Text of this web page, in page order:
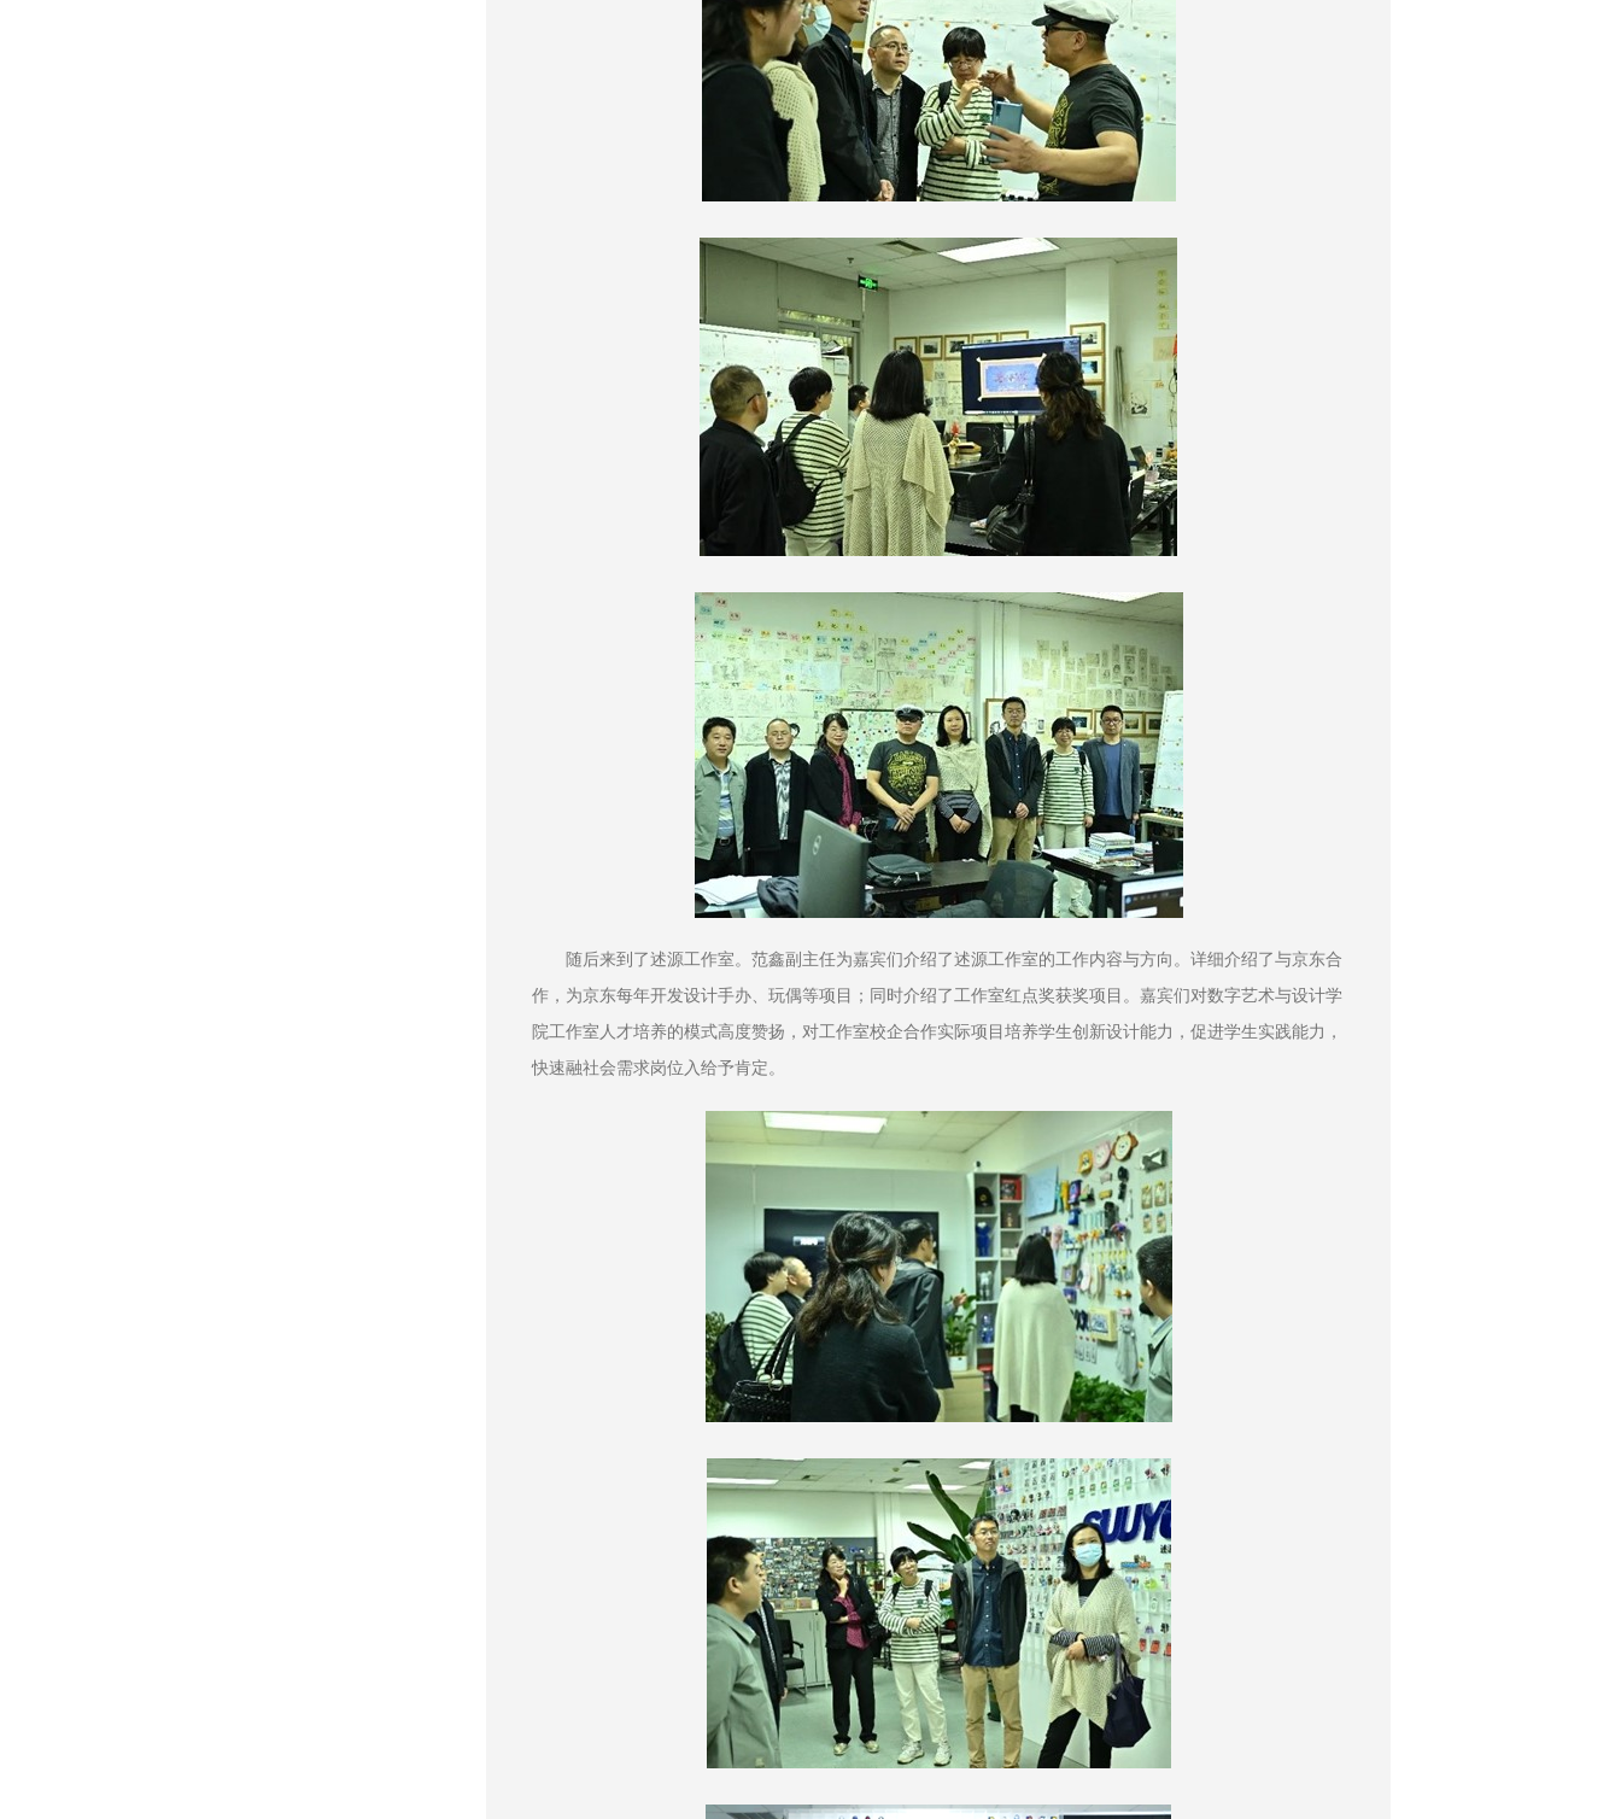
随后来到了述源工作室。范鑫副主任为嘉宾们介绍了述源工作室的工作内容与方向。详细介绍了与京东合
作，为京东每年开发设计手办、玩偶等项目；同时介绍了工作室红点奖获奖项目。嘉宾们对数字艺术与设计学
院工作室人才培养的模式高度赞扬，对工作室校企合作实际项目培养学生创新设计能力，促进学生实践能力，
快速融社会需求岗位入给予肯定。